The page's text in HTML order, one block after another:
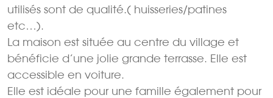
utilisés sont de qualité.( huisseries/patines
etc…).
La maison est située au centre du village et
bénéficie d’une jolie grande terrasse. Elle est
accessible en voiture.
Elle est idéale pour une famille également pour